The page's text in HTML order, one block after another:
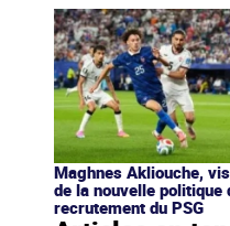
Maghnes Akliouche,
de la nouvelle politique
recrutement du PSG